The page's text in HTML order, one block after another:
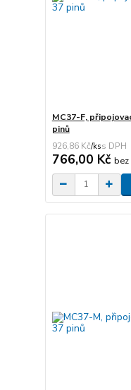
MC37-F,
pinů
926,86 Kč/ks
766,00 Kč bez